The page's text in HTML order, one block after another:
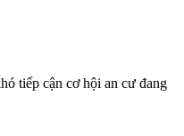
tiếp cận cơ hội an cư đang